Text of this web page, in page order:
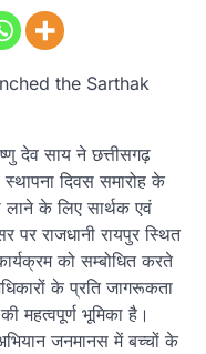
the Sarthak
देव साय ने छत्तीसगढ़
दिवस समारोह के
लाने के लिए सार्थक एवं
पर राजधानी रायपुर स्थित
को सम्बोधित करते
के प्रति जागरूकता
महत्वपूर्ण भूमिका है।
जनमानस में बच्चों के